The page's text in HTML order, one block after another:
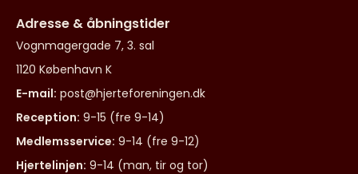
Adresse & åbningstider
Vognmagergade 7, 3. sal
1120 København K
E-mail: post@hjerteforeningen.dk
Reception: 9-15 (fre 9-14)
Medlemsservice: 9-14 (fre 9-12)
Hjertelinjen: 9-14 (man, tir og tor)